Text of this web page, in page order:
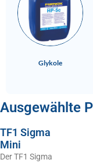
Glykole
Ausgewählte
TF1 Sigma
Mini
Der TF1 Sigma